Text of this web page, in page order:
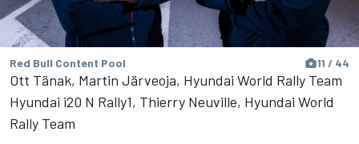
Red Bull Content Pool 11 / 44
Ott Tänak, Martin Järveoja, Hyundai World Rally Team
Hyundai i20 N Rally1, Thierry Neuville, Hyundai World
Rally Team